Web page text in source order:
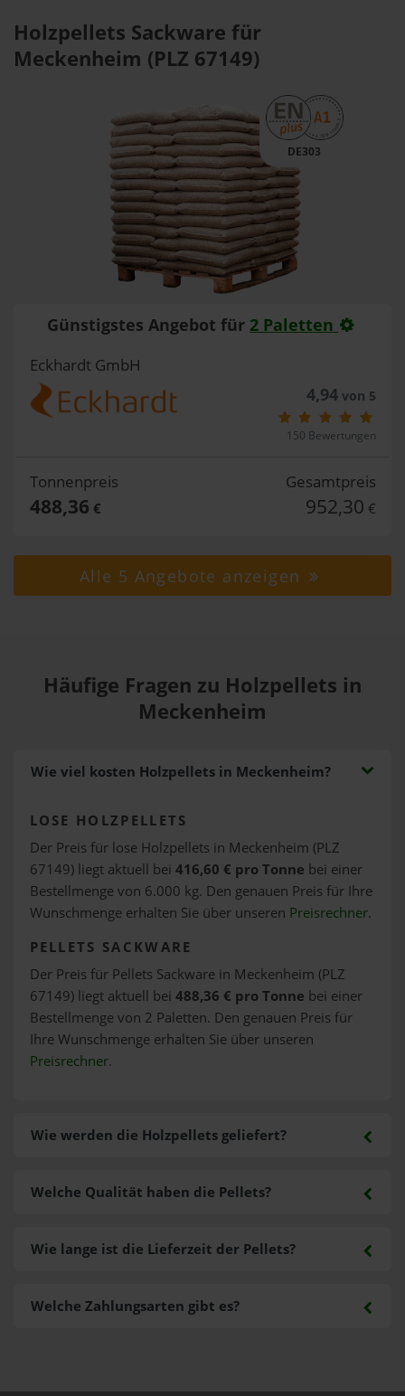
Holzpellets Sackware für
Meckenheim (PLZ 67149)
DE303
Günstigstes Angebot für 2 Paletten
Eckhardt GmbH
4,94von 5
150 Bewertungen
Tonnenpreis
488,36 €
Gesamtpreis
952,30 €
Alle 5 Angebote anzeigen
Häufige Fragen zu Holzpellets in
Meckenheim
Wie viel kosten Holzpellets in Meckenheim?
LOSE HOLZPELLETS
Der Preis für lose Holzpellets in Meckenheim (PLZ
67149) liegt aktuell bei 416,60 € pro Tonne bei einer
Bestellmenge von 6.000 kg. Den genauen Preis für Ihre
Wunschmenge erhalten Sie über unseren Preisrechner.
PELLETS SACKWARE
Der Preis für Pellets Sackware in Meckenheim (PLZ
67149) liegt aktuell bei 488,36 € pro Tonne bei einer
Bestellmenge von 2 Paletten. Den genauen Preis für
Ihre Wunschmenge erhalten Sie über unseren
Preisrechner.
Wie werden die Holzpellets geliefert?
Welche Zahlungsarten gibt es?
Welche Qualität haben die Pellets?
Wie lange ist die Lieferzeit der Pellets?